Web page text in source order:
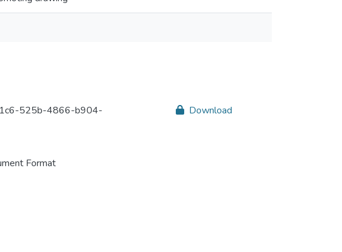
525b-4866-b904-
Format
Download